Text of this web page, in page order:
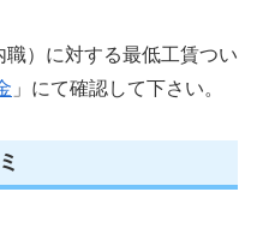
）に対する最低工賃つい
」にて確認して下さい。